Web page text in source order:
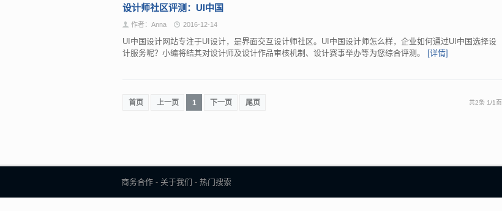
设计师社区评测：UI中国
作者：Anna 2016-12-14
UI中国设计网站专注于UI设计，是界面交互设计师社区。UI中国设计师怎么样，企业如何通过UI中国选择设
计服务呢？小编将结其对设计师及设计作品审核机制、设计赛事举办等为您综合评测。
[详情]
首页 上一页 1 下一页 尾页 共2条 1/1页
商务合作 - 关于我们 - 热门搜索